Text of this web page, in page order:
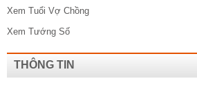
Xem Tuổi Vợ Chồng
Xem Tướng Số
THÔNG TIN